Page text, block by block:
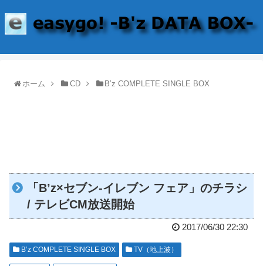
ホーム CD B’z COMPLETE SINGLE BOX
「B’z×セブン-イレブン フェア」のチラシ
/ テレビCM放送開始
2017/06/30 22:30
B’z COMPLETE SINGLE BOX TV（地上波）